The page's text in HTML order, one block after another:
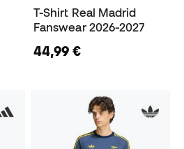
T-Shirt Real Madrid
Fanswear 2026-2027
44,99 €